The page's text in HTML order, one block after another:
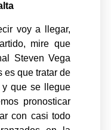
voy a llegar,
mire que
Steven Vega
es que tratar de
que se llegue
pronosticar
con casi todo